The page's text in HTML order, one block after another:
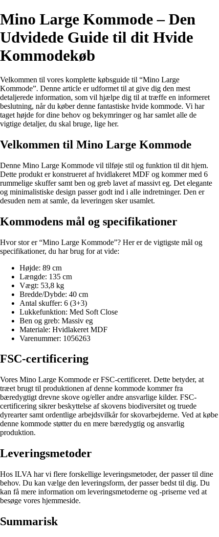
Mino Large Kommode – Den
Udvidede Guide til dit Hvide
Kommodekøb
Velkommen til vores komplette købsguide til “Mino Large
Kommode”. Denne article er udformet til at give dig den mest
detaljerede information, som vil hjælpe dig til at træffe en informeret
beslutning, når du køber denne fantastiske hvide kommode. Vi har
taget højde for dine behov og bekymringer og har samlet alle de
vigtige detaljer, du skal bruge, lige her.
Velkommen til Mino Large Kommode
Denne Mino Large Kommode vil tilføje stil og funktion til dit hjem.
Dette produkt er konstrueret af hvidlakeret MDF og kommer med 6
rummelige skuffer samt ben og greb lavet af massivt eg. Det elegante
og minimalistiske design passer godt ind i alle indretninger. Den er
desuden nem at samle, da leveringen sker usamlet.
Kommodens mål og specifikationer
Hvor stor er “Mino Large Kommode”? Her er de vigtigste mål og
specifikationer, du har brug for at vide:
Højde: 89 cm
Længde: 135 cm
Vægt: 53,8 kg
Bredde/Dybde: 40 cm
Antal skuffer: 6 (3+3)
Lukkefunktion: Med Soft Close
Ben og greb: Massiv eg
Materiale: Hvidlakeret MDF
Varenummer: 1056263
FSC-certificering
Vores Mino Large Kommode er FSC-certificeret. Dette betyder, at
træet brugt til produktionen af denne kommode kommer fra
bæredygtigt drevne skove og/eller andre ansvarlige kilder. FSC-
certificering sikrer beskyttelse af skovens biodiversitet og truede
dyrearter samt ordentlige arbejdsvilkår for skovarbejderne. Ved at købe
denne kommode støtter du en mere bæredygtig og ansvarlig
produktion.
Leveringsmetoder
Hos ILVA har vi flere forskellige leveringsmetoder, der passer til dine
behov. Du kan vælge den leveringsform, der passer bedst til dig. Du
kan få mere information om leveringsmetoderne og -priserne ved at
besøge vores hjemmeside.
Summarisk